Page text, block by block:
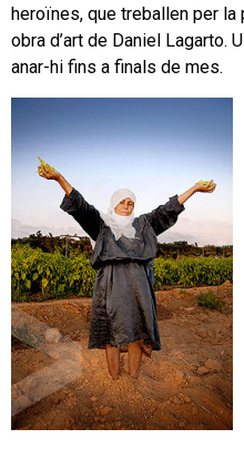
heroïnes, que treballen per la
obra d’art de Daniel Lagarto.
anar-hi fins a finals de mes.